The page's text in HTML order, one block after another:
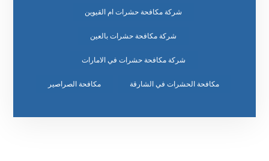
شركة مكافحة حشرات ام القيوين
شركة مكافحة حشرات بالعين
شركة مكافحة حشرات في الامارات
مكافحة الحشرات في الشارقة مكافحة الصراصير